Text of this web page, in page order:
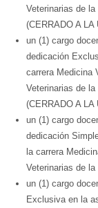
Veterinarias de
(CERRADO A
un (1) cargo
dedicación
carrera Medicina
Veterinarias de
(CERRADO A
un (1) cargo
dedicación
la carrera
Veterinarias de
un (1) cargo
Exclusiva en la